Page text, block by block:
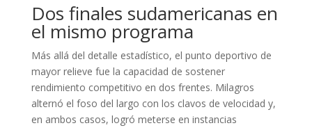
Dos finales sudamericanas en
el mismo programa
Más allá del detalle estadístico, el punto deportivo de
mayor relieve fue la capacidad de sostener
rendimiento competitivo en dos frentes. Milagros
alternó el foso del largo con los clavos de velocidad y,
en ambos casos, logró meterse en instancias